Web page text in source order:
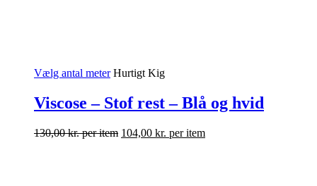
Vælg antal meter Hurtigt Kig
Viscose – Stof rest – Blå og hvid
130,00kr.per item 104,00 kr. per item